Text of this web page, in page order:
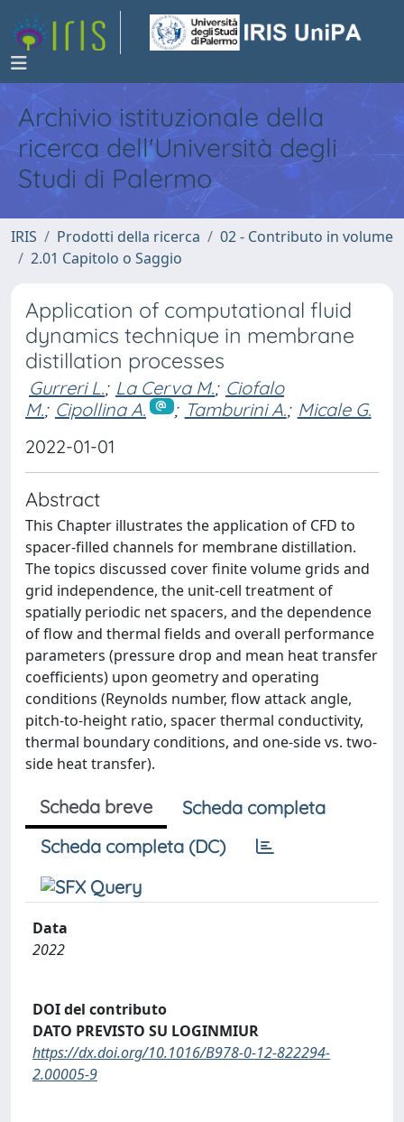
Archivio istituzionale della
ricerca dell'Università degli
Studi di Palermo
IRIS Prodotti della ricerca
02 - Contributo in volume
2.01 Capitolo o Saggio
Application of computational fluid
dynamics technique in membrane
distillation processes
Gurreri L.; La Cerva M.; Ciofalo
M.; Cipollina A. ; Tamburini A.; Micale G.
2022-01-01
Abstract
This Chapter illustrates the application of CFD to
spacer-filled channels for membrane distillation.
The topics discussed cover finite volume grids and
grid independence, the unit-cell treatment of
spatially periodic net spacers, and the dependence
of flow and thermal fields and overall performance
parameters (pressure drop and mean heat transfer
coefficients) upon geometry and operating
conditions (Reynolds number, flow attack angle,
pitch-to-height ratio, spacer thermal conductivity,
thermal boundary conditions, and one-side vs. two-
side heat transfer).
Scheda breve
Scheda completa
Scheda completa (DC)
Data
2022
DOI del contributo
DATO PREVISTO SU LOGINMIUR
https://dx.doi.org/10.1016/B978-0-12-822294-
2.00005-9